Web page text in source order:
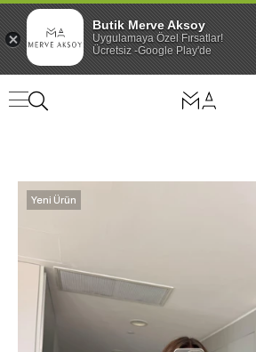
Yeni Ürün
Butik Merve Aksoy
Uygulamaya Özel Fırsatlar!
Ücretsiz -Google Play'de